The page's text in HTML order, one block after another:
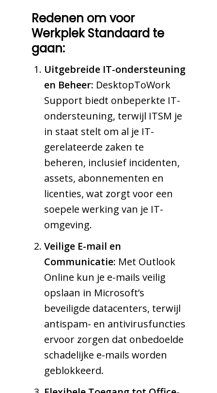
Redenen om voor
Werkplek Standaard te
gaan:
Uitgebreide IT-ondersteuning
en Beheer: DesktopToWork
Support biedt onbeperkte IT-
ondersteuning, terwijl ITSM je
in staat stelt om al je IT-
gerelateerde zaken te
beheren, inclusief incidenten,
assets, abonnementen en
licenties, wat zorgt voor een
soepele werking van je IT-
omgeving.
Veilige E-mail en
Communicatie: Met Outlook
Online kun je e-mails veilig
opslaan in Microsoft’s
beveiligde datacenters, terwijl
antispam- en antivirusfuncties
ervoor zorgen dat onbedoelde
schadelijke e-mails worden
geblokkeerd.